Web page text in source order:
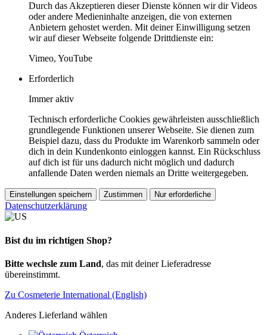
Durch das Akzeptieren dieser Dienste können wir dir Videos
oder andere Medieninhalte anzeigen, die von externen
Anbietern gehostet werden. Mit deiner Einwilligung setzen
wir auf dieser Webseite folgende Drittdienste ein:
Vimeo, YouTube
Erforderlich
Immer aktiv
Technisch erforderliche Cookies gewährleisten ausschließlich
grundlegende Funktionen unserer Webseite. Sie dienen zum
Beispiel dazu, dass du Produkte im Warenkorb sammeln oder
dich in dein Kundenkonto einloggen kannst. Ein Rückschluss
auf dich ist für uns dadurch nicht möglich und dadurch
anfallende Daten werden niemals an Dritte weitergegeben.
Einstellungen speichern Zustimmen Nur erforderliche
Datenschutzerklärung
Bist du im richtigen Shop?
Bitte wechsle zum Land, das mit deiner Lieferadresse
übereinstimmt.
Zu Cosmeterie International (English)
Anderes Lieferland wählen